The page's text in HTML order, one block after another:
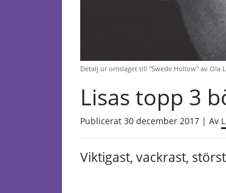
Detalj ur omslaget till "Swede Hollow" av Ola
Lisas topp 3
Publicerat 30 december 2017 | Av
Viktigast, vackrast,